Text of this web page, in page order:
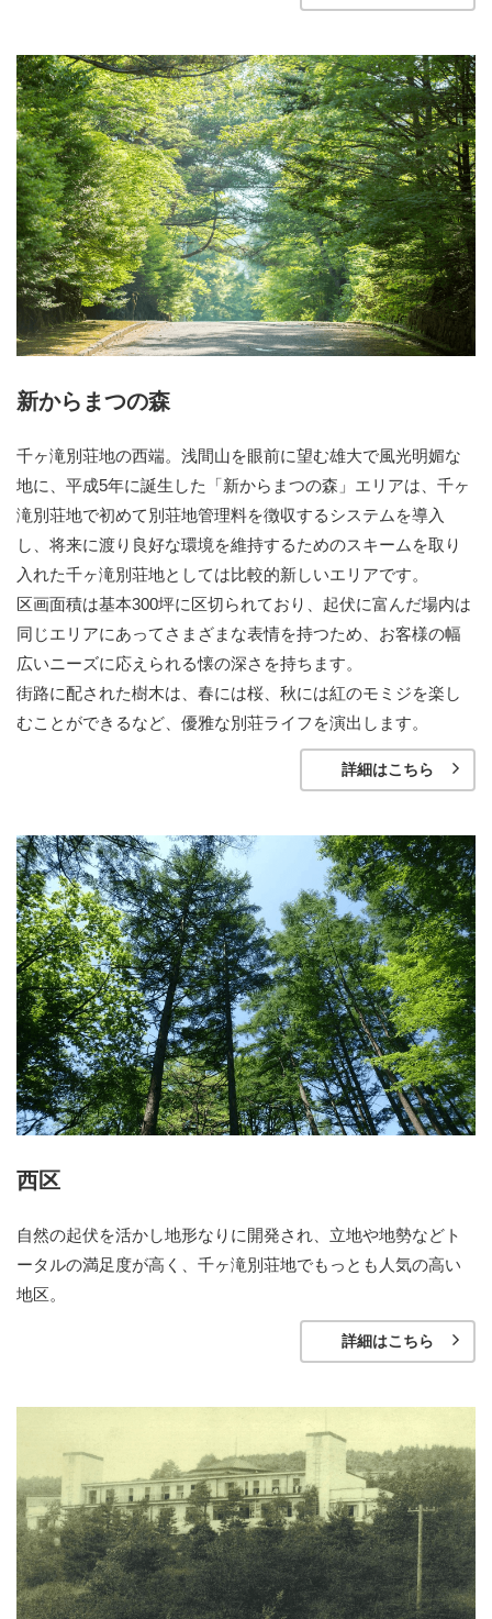
新からまつの森
千ヶ滝別荘地の西端。浅間山を眼前に望む雄大で風光明媚な
地に、平成5年に誕生した「新からまつの森」エリアは、千ヶ
滝別荘地で初めて別荘地管理料を徴収するシステムを導入
し、将来に渡り良好な環境を維持するためのスキームを取り
入れた千ヶ滝別荘地としては比較的新しいエリアです。
区画面積は基本300坪に区切られており、起伏に富んだ場内は
同じエリアにあってさまざまな表情を持つため、お客様の幅
広いニーズに応えられる懐の深さを持ちます。
街路に配された樹木は、春には桜、秋には紅のモミジを楽し
むことができるなど、優雅な別荘ライフを演出します。
詳細はこちら
西区
自然の起伏を活かし地形なりに開発され、立地や地勢などト
ータルの満足度が高く、千ヶ滝別荘地でもっとも人気の高い
地区。
詳細はこちら